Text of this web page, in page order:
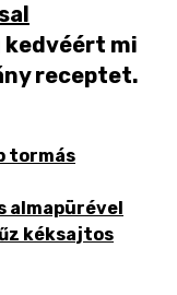
mi
receptet.
tormás
almapürével
kéksajtos